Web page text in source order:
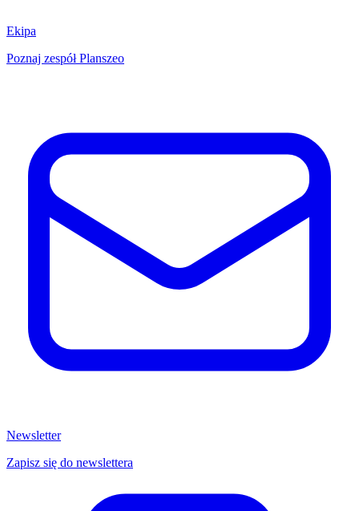
Ekipa
Poznaj zespół Planszeo
Newsletter
Zapisz się do newslettera